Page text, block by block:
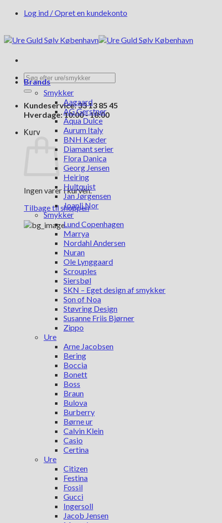
FortsætLog ind / Opret en kundekonto
Søg
efter:
Kundeservice: 33 13 85 45
Hverdage: 10:00 - 18:00
Kurv
Ingen varer i kurven.
Tilbage til shoppen
Brands
Smykker
Aagaard
AG Gerstner
Aqua Dulce
Aurum Italy
BNH Kæder
Diamant serier
Flora Danica
Georg Jensen
Heiring
Hultquist
Jan Jørgensen
Joanli Nor
Smykker
Lund Copenhagen
Marrya
Nordahl Andersen
Nuran
Ole Lynggaard
Scrouples
Siersbøl
SKN – Eget design af smykker
Son of Noa
Støvring Design
Susanne Friis Bjørner
Zippo
Ure
Arne Jacobsen
Bering
Boccia
Bonett
Boss
Braun
Bulova
Burberry
Børne ur
Calvin Klein
Casio
Certina
Ure
Citizen
Festina
Fossil
Gucci
Ingersoll
Jacob Jensen